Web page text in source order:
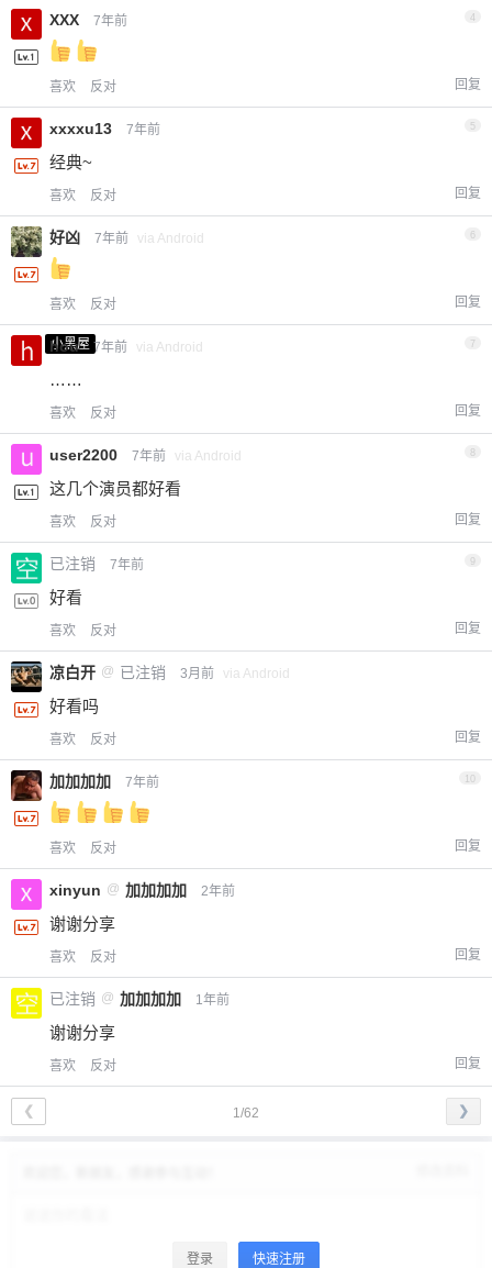
XXX 7年前 4
喜欢 反对 回复
xxxxu13 7年前 5
经典~
喜欢 反对 回复
好凶 7年前 via Android
喜欢 反对 回复
小黑屋
hou 7年前 via Android 7
……
喜欢 反对 回复
user2200 7年前 via Android
这几个演员都好看
喜欢 反对 回复
已注销 7年前 9
好看
喜欢 反对 回复
凉白开 @ 已注销 3月前 via Android
好看吗
喜欢 反对 回复
加加加加 7年前
喜欢 反对 回复
xinyun @ 加加加加 2年前
谢谢分享
喜欢 反对 回复
已注销 @ 加加加加 1年前
谢谢分享
喜欢 反对 回复
1/62
❮ ❯
登录 快速注册